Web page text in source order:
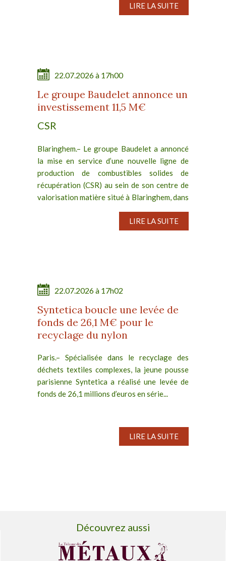
LIRE LA SUITE
22.07.2026 à 17h00
Le groupe Baudelet annonce un
investissement 11,5 M€
CSR
Blaringhem.– Le groupe Baudelet a annoncé
la mise en service d’une nouvelle ligne de
production de combustibles solides de
récupération (CSR) au sein de son centre de
valorisation matière situé à Blaringhem, dans
LIRE LA SUITE
22.07.2026 à 17h02
Syntetica boucle une levée de
fonds de 26,1 M€ pour le
recyclage du nylon
Paris.– Spécialisée dans le recyclage des
déchets textiles complexes, la jeune pousse
parisienne Syntetica a réalisé une levée de
fonds de 26,1 millions d’euros en série...
LIRE LA SUITE
Découvrez aussi